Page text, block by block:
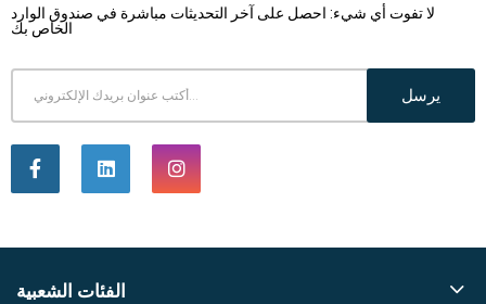
لا تفوت أي شيء: احصل على آخر التحديثات مباشرة في صندوق الوارد
الخاص بك
يرسل
الفئات الشعبية